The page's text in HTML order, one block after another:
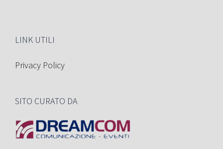
LINK UTILI
Privacy Policy
SITO CURATO DA